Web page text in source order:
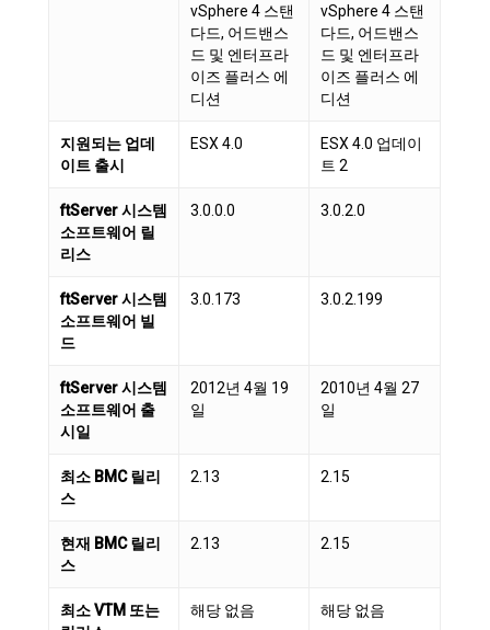
vSphere 4 스탠
다드, 어드밴스
드 및 엔터프라
이즈 플러스 에
디션
vSphere 4 스탠
다드, 어드밴스
드 및 엔터프라
이즈 플러스 에
디션
지원되는 업데
이트 출시
ESX 4.0
ESX 4.0 업데이
트 2
ftServer 시스템
소프트웨어 릴
리스
3.0.0.0 3.0.2.0
ftServer 시스템
소프트웨어 빌
드
3.0.173 3.0.2.199
ftServer 시스템
소프트웨어 출
시일
2012년 4월 19
일
2010년 4월 27
일
최소 BMC 릴리
스
2.13 2.15
현재 BMC 릴리
스
2.13 2.15
최소 VTM 또는
해당 없음 해당 없음